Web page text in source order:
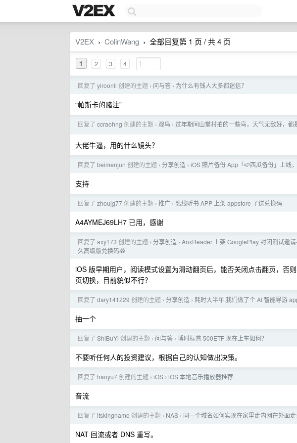
V2EX › ColinWang › 全部回复第 1 页 / 共 4 页
1 2 3 4
回复了 yiroonli 创建的主题 › 问与答 › 为什么有钱人大多都迷信？
“帕斯卡的赌注”
回复了 ccraohng 创建的主题 › 观鸟 › 过年期间山堂村拍的一些鸟，天气无敌好，都
大佬牛逼，用的什么镜头？
回复了 beimenjun 创建的主题 › 分享创造 › iOS 照片备份 App「🍉西瓜备份」上线
支持
回复了 zhoujg77创建的主题 › 推广 › 离线听书 APP 上架 appstore 了送兑换码
A4AYMEJ69LH7 已用，感谢
回复了 axy173 创建的主题 › 分享创造 › AnxReader 上架 GooglePlay 封闭测试邀
久高级版兑换码🎁
iOS 版早期用户，阅读模式设置为滑动翻页后，能否关闭点击翻页，否
页切换，目前貌似不行？
回复了 dary141229 创建的主题 › 分享创造 › 耗时大半年,我们做了个 AI 智能导游
抽一个
回复了 ShiBuYi 创建的主题 › 问与答 › 博时标普 500ETF 现在上车如何？
不要听任何人的投资建议，根据自己的认知做出决策。
回复了 haoyu7创建的主题 › iOS › iOS 本地音乐播放器推荐
音流
回复了 itskingname 创建的主题 › NAS › 同一个域名如何实现在家里走内网在外面
NAT 回流或者 DNS 重写。